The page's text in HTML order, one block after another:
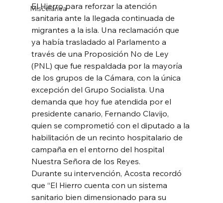
Miscelánea
El Hierro para reforzar la atención
sanitaria ante la llegada continuada de
migrantes a la isla. Una reclamación que
ya había trasladado al Parlamento a
través de una Proposición No de Ley
(PNL) que fue respaldada por la mayoría
de los grupos de la Cámara, con la única
excepción del Grupo Socialista. Una
demanda que hoy fue atendida por el
presidente canario, Fernando Clavijo,
quien se comprometió con el diputado a la
habilitación de un recinto hospitalario de
campaña en el entorno del hospital
Nuestra Señora de los Reyes.
Durante su intervención, Acosta recordó
que “El Hierro cuenta con un sistema
sanitario bien dimensionado para su